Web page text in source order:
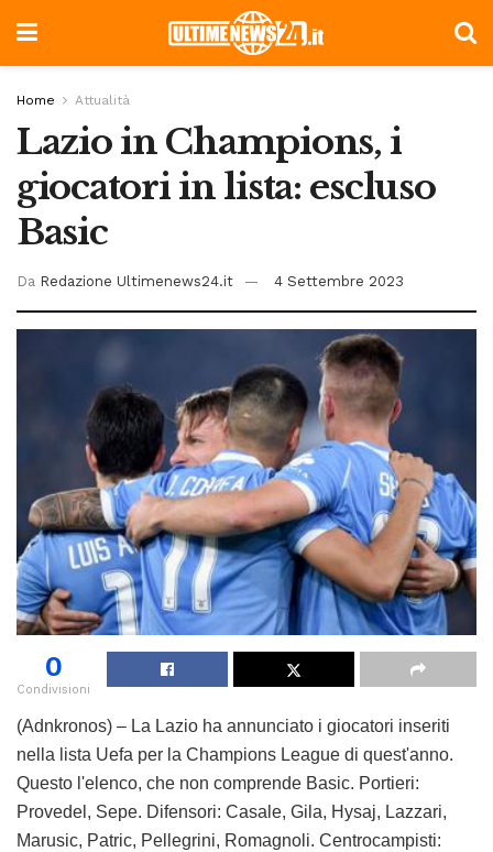
Home Attualità
Lazio in Champions, i
giocatori in lista: escluso
Basic
Da Redazione Ultimenews24.it 4 Settembre 2023
0
Condivisioni
(Adnkronos) – La Lazio ha annunciato i giocatori inseriti
nella lista Uefa per la Champions League di quest'anno.
Questo l'elenco, che non comprende Basic. Portieri:
Provedel, Sepe. Difensori: Casale, Gila, Hysaj, Lazzari,
Marusic, Patric, Pellegrini, Romagnoli. Centrocampisti: